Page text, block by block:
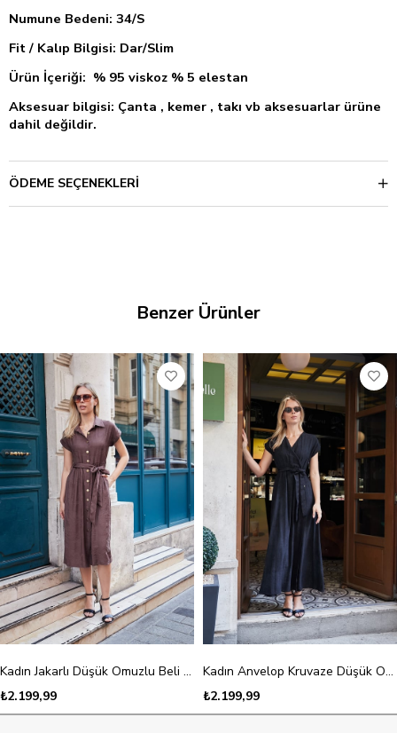
Numune Bedeni: 34/S
Fit / Kalıp Bilgisi: Dar/Slim
Ürün İçeriği: % 95 viskoz % 5 elestan
Aksesuar bilgisi: Çanta , kemer , takı vb aksesuarlar ürüne
dahil değildir.
ÖDEME SEÇENEKLERI
Benzer Ürünler
Kadın Jakarlı Düşük Omuzlu Beli Büzgülü Cepli Midi Boy Elbise-Kahve
₺2.199,99
Kadın Anvelop Kruvaze Düşük Omuzlu Eteği Kiloş Elbise-Siyah
₺2.199,99